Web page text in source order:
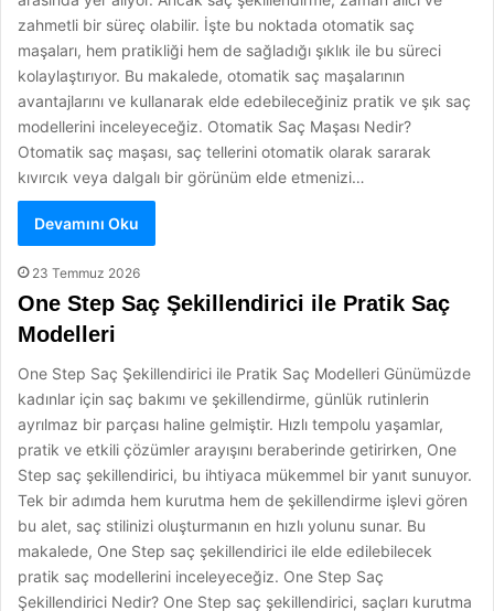
zahmetli bir süreç olabilir. İşte bu noktada otomatik saç
maşaları, hem pratikliği hem de sağladığı şıklık ile bu süreci
kolaylaştırıyor. Bu makalede, otomatik saç maşalarının
avantajlarını ve kullanarak elde edebileceğiniz pratik ve şık saç
modellerini inceleyeceğiz. Otomatik Saç Maşası Nedir?
Otomatik saç maşası, saç tellerini otomatik olarak sararak
kıvırcık veya dalgalı bir görünüm elde etmenizi…
Devamını Oku
23 Temmuz 2026
One Step Saç Şekillendirici ile Pratik Saç
Modelleri
One Step Saç Şekillendirici ile Pratik Saç Modelleri Günümüzde
kadınlar için saç bakımı ve şekillendirme, günlük rutinlerin
ayrılmaz bir parçası haline gelmiştir. Hızlı tempolu yaşamlar,
pratik ve etkili çözümler arayışını beraberinde getirirken, One
Step saç şekillendirici, bu ihtiyaca mükemmel bir yanıt sunuyor.
Tek bir adımda hem kurutma hem de şekillendirme işlevi gören
bu alet, saç stilinizi oluşturmanın en hızlı yolunu sunar. Bu
makalede, One Step saç şekillendirici ile elde edilebilecek
pratik saç modellerini inceleyeceğiz. One Step Saç
Şekillendirici Nedir? One Step saç şekillendirici, saçları kurutma